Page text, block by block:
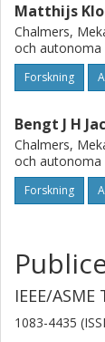
Matthijs
Chalmers,
och autonoma
Forskning
Bengt J H
Chalmers,
och autonoma
Forskning
IEEE/
1083-4435